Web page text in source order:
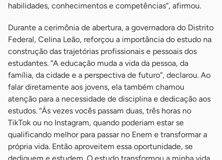
habilidades, conhecimentos e competências”, afirmou.
Durante a cerimônia de abertura, a governadora do Distrito
Federal, Celina Leão, reforçou a importância do estudo na
construção das trajetórias profissionais e pessoais dos
estudantes. “A educação muda a vida da pessoa, da
família, da cidade e a perspectiva de futuro”, declarou. Ao
falar diretamente aos jovens, ela também chamou
atenção para a necessidade de disciplina e dedicação aos
estudos. “Às vezes vocês passam duas, três horas no
TikTok ou no Instagram, quando poderiam estar se
qualificando melhor para passar no Enem e transformar a
própria vida. Então aproveitem essa oportunidade, se